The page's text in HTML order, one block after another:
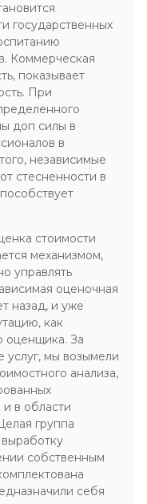
государственных
Коммерческая
показывает
При
доп силы в
в
независимые
стесненности в
стоимости
механизмом,
управлять
оценочная
назад, и уже
как
оценщика. За
услуг, мы возымели
анализа,
и в области
группа
собственным
себя